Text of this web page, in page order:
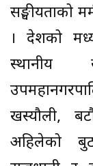
सङ्घीयताको
। देशको
स्थानीय
खस्यौली,
अहिलेको